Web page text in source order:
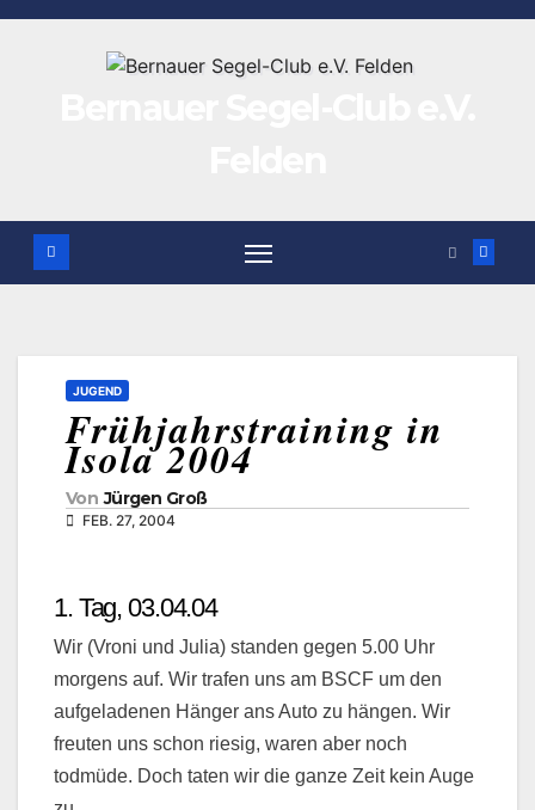
JUGEND
Frühjahrstraining in
Isola 2004
Von Jürgen Groß
FEB. 27, 2004
1. Tag, 03.04.04
Wir (Vroni und Julia) standen gegen 5.00 Uhr
morgens auf. Wir trafen uns am BSCF um den
aufgeladenen Hänger ans Auto zu hängen. Wir
freuten uns schon riesig, waren aber noch
todmüde. Doch taten wir die ganze Zeit kein Auge